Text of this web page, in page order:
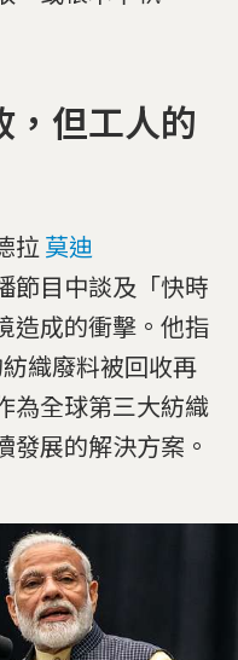
，但工人的
拉 莫迪
節目中談及「快時
造成的衝擊。他指
織廢料被回收再
為全球第三大紡織
發展的解決方案。